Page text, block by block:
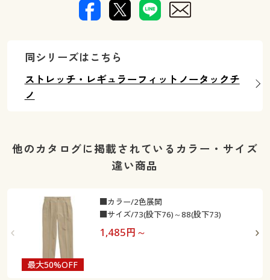
ウエスト97(股下79) ◎ 在庫あり
ウエスト100(股下70) ◎ 在庫あり
ウエスト100(股下76) ◎ 在庫あり
ウエスト110(股下73) ◎ 在庫あり
ウエスト110(股下79) ◎ 在庫あり
同シリーズはこちら
ストレッチ・レギュラーフィットノータックチ
ノ
他のカタログに掲載されているカラー・サイズ
違い商品
最大50%OFF
1,485円～
■カラー/2色展開
■サイズ/73(股下76)～88(股下73)